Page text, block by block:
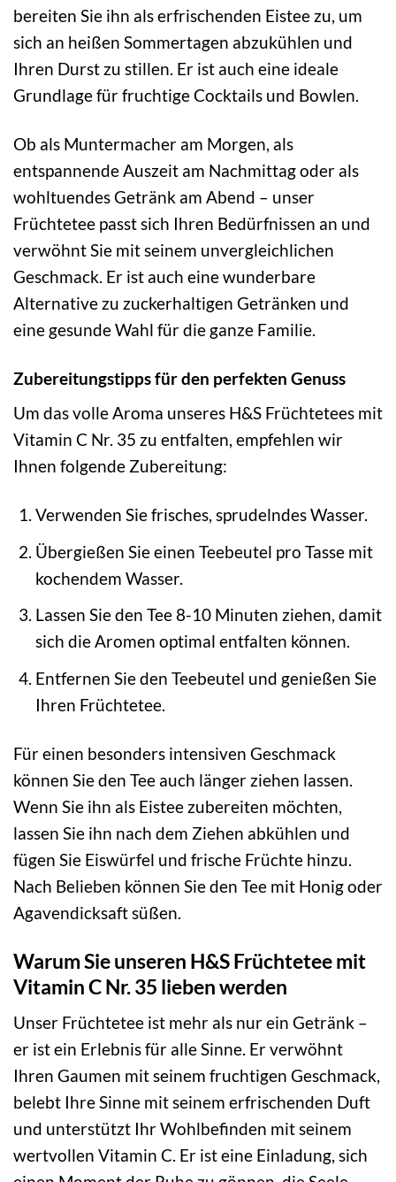
bereiten Sie ihn als erfrischenden Eistee zu, um
sich an heißen Sommertagen abzukühlen und
Ihren Durst zu stillen. Er ist auch eine ideale
Grundlage für fruchtige Cocktails und Bowlen.
Ob als Muntermacher am Morgen, als
entspannende Auszeit am Nachmittag oder als
wohltuendes Getränk am Abend – unser
Früchtetee passt sich Ihren Bedürfnissen an und
verwöhnt Sie mit seinem unvergleichlichen
Geschmack. Er ist auch eine wunderbare
Alternative zu zuckerhaltigen Getränken und
eine gesunde Wahl für die ganze Familie.
Zubereitungstipps für den perfekten Genuss
Um das volle Aroma unseres H&S Früchtetees mit
Vitamin C Nr. 35 zu entfalten, empfehlen wir
Ihnen folgende Zubereitung:
Verwenden Sie frisches, sprudelndes Wasser.
Übergießen Sie einen Teebeutel pro Tasse mit
kochendem Wasser.
Lassen Sie den Tee 8-10 Minuten ziehen, damit
sich die Aromen optimal entfalten können.
Entfernen Sie den Teebeutel und genießen Sie
Ihren Früchtetee.
Für einen besonders intensiven Geschmack
können Sie den Tee auch länger ziehen lassen.
Wenn Sie ihn als Eistee zubereiten möchten,
lassen Sie ihn nach dem Ziehen abkühlen und
fügen Sie Eiswürfel und frische Früchte hinzu.
Nach Belieben können Sie den Tee mit Honig oder
Agavendicksaft süßen.
Warum Sie unseren H&S Früchtetee mit
Vitamin C Nr. 35 lieben werden
Unser Früchtetee ist mehr als nur ein Getränk –
er ist ein Erlebnis für alle Sinne. Er verwöhnt
Ihren Gaumen mit seinem fruchtigen Geschmack,
belebt Ihre Sinne mit seinem erfrischenden Duft
und unterstützt Ihr Wohlbefinden mit seinem
wertvollen Vitamin C. Er ist eine Einladung, sich